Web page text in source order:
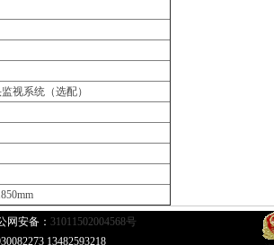
视系统（选配）
网安备： 31011502004568号
13482593218